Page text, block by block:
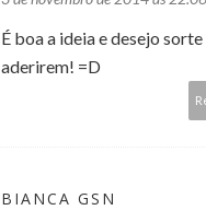
É boa a ideia e desejo sorte
aderirem! =D
BIANCA GSN